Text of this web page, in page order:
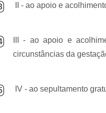
II - ao apoio e
III - ao apoio e
circunstâncias da
IV - ao sepultamento